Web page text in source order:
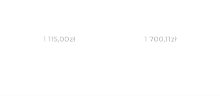
1 115,00zł 1 700,11zł